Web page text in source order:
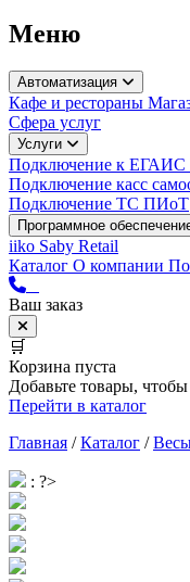
Меню
Автоматизация
Кафе и рестораны
Сфера услуг
Услуги
Подключение к ЕГАИС
Подключение касс
Подключение ТС ПИоТ
Программное
iiko Saby Retail
Каталог О компании
Ваш заказ
🛒
Корзина пуста
Добавьте товары,
Перейти в каталог
Главная /Каталог /
: ?>